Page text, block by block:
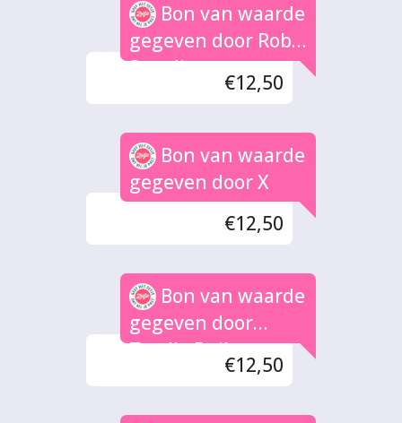
Bon van waarde
gegeven door Rob
Smedinga
€12,50
Bon van waarde
gegeven door X
€12,50
Bon van waarde
gegeven door
Trudie Ruiken
€12,50